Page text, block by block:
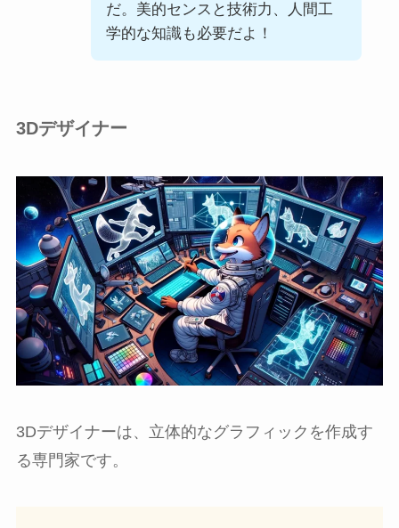
だ。美的センスと技術力、人間工
学的な知識も必要だよ！
3Dデザイナー
3Dデザイナーは、立体的なグラフィックを作成す
る専門家です。